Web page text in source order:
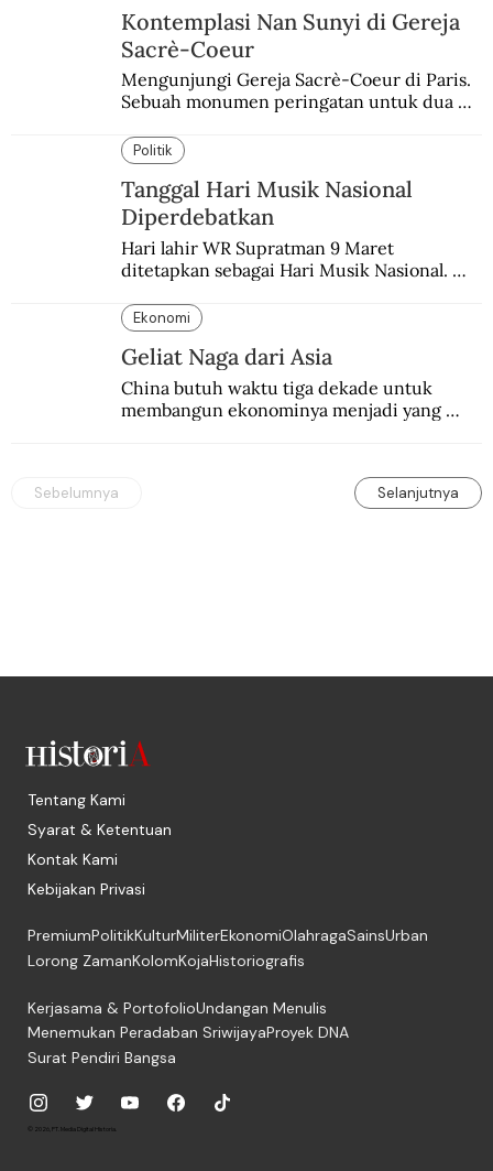
Kontemplasi Nan Sunyi di Gereja
Sacrè-Coeur
Mengunjungi Gereja Sacrè-Coeur di Paris.
Sebuah monumen peringatan untuk dua
Prancis.
Politik
Tanggal Hari Musik Nasional
Diperdebatkan
Hari lahir WR Supratman 9 Maret
ditetapkan sebagai Hari Musik Nasional.
Ekonomi
Geliat Naga dari Asia
China butuh waktu tiga dekade untuk
membangun ekonominya menjadi yang
Sebelumnya Selanjutnya
Tentang Kami
Syarat & Ketentuan
Kontak Kami
Kebijakan Privasi
PremiumPolitikKulturMiliterEkonomiOlahragaSainsUrban
Lorong ZamanKolomKojaHistoriografis
Kerjasama & PortofolioUndangan Menulis
Menemukan Peradaban SriwijayaProyek DNA
Surat Pendiri Bangsa
© 2026, PT. Media Digital Historia.